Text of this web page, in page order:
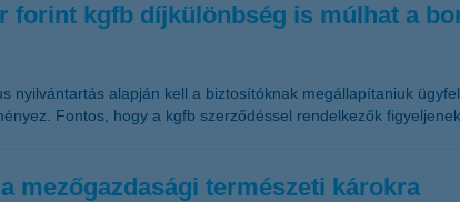
forint kgfb díjkülönbség is múlhat a
nyilvántartás alapján kell a biztosítóknak megállapítaniuk
Fontos, hogy a kgfb szerződéssel rendelkezők
mezőgazdasági természeti károkra